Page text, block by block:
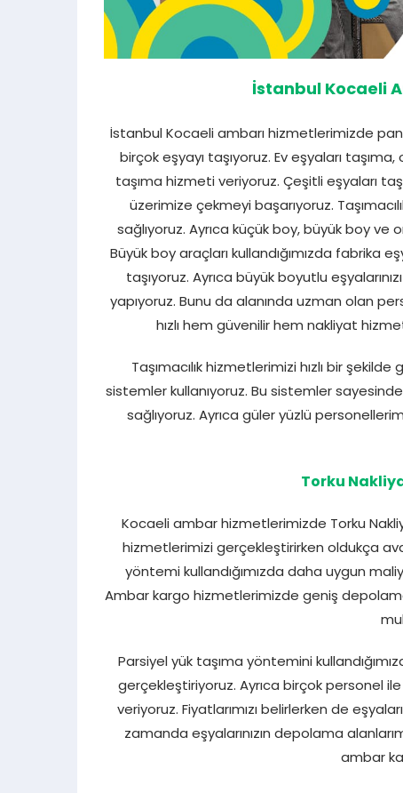
İstanbul Kocaeli
İstanbul Kocaeli ambarı hizmetlerimizde
birçok eşyayı taşıyoruz. Ev eşyaları
taşıma hizmeti veriyoruz. Çeşitli eşyaları
üzerimize çekmeyi başarıyoruz.
sağlıyoruz. Ayrıca küçük boy, büyük boy
Büyük boy araçları kullandığımızda fabrika
taşıyoruz. Ayrıca büyük boyutlu
yapıyoruz. Bunu da alanında uzman olan
hızlı hem güvenilir hem nakliyat
Taşımacılık hizmetlerimizi hızlı bir
sistemler kullanıyoruz. Bu sistemler
sağlıyoruz. Ayrıca güler yüzlü
Torku
Kocaeli ambar hizmetlerimizde Torku
hizmetlerimizi gerçekleştirirken oldukça
yöntemi kullandığımızda daha uygun
Ambar kargo hizmetlerimizde geniş
Parsiyel yük taşıma yöntemini
gerçekleştiriyoruz. Ayrıca birçok personel
veriyoruz. Fiyatlarımızı belirlerken de
zamanda eşyalarınızın depolama
ambar